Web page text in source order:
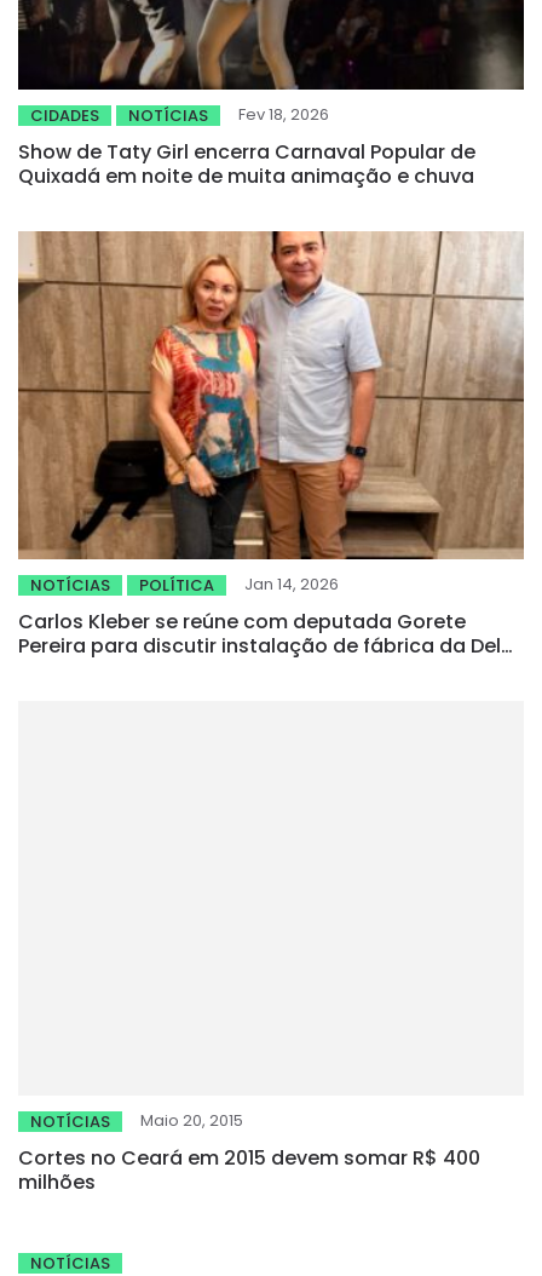
CIDADES NOTÍCIAS Fev 18, 2026
Show de Taty Girl encerra Carnaval Popular de
Quixadá em noite de muita animação e chuva
NOTÍCIAS POLÍTICA Jan 14, 2026
Carlos Kleber se reúne com deputada Gorete
Pereira para discutir instalação de fábrica da Del
NOTÍCIAS Maio 20, 2015
Cortes no Ceará em 2015 devem somar R$ 400
milhões
NOTÍCIAS